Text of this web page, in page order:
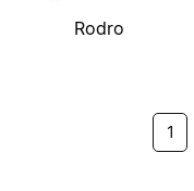
Rodro
1